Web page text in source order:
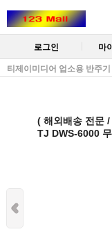
로그인 마
티제이미디어 업소용 반주기
( 해외배송 전문
TJ DWS-6000